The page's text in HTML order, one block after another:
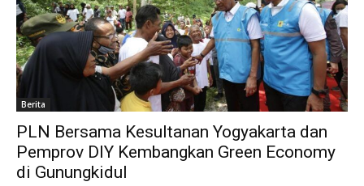
Berita
PLN Bersama Kesultanan Yogyakarta dan
Pemprov DIY Kembangkan Green Economy
di Gunungkidul